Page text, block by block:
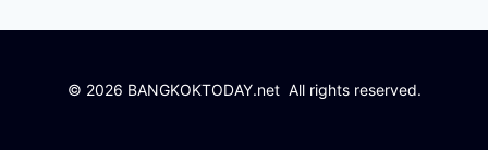
© 2026 BANGKOKTODAY.net All rights reserved.